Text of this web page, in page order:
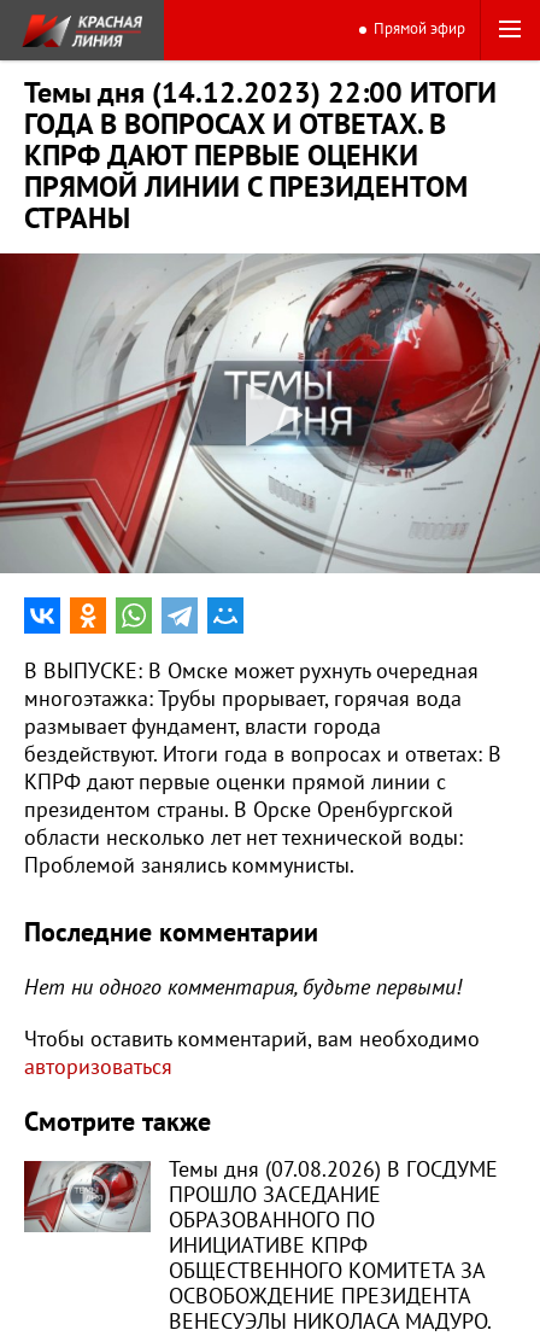
Прямой эфир
Темы дня (14.12.2023) 22:00 ИТОГИ
ГОДА В ВОПРОСАХ И ОТВЕТАХ. В
КПРФ ДАЮТ ПЕРВЫЕ ОЦЕНКИ
ПРЯМОЙ ЛИНИИ С ПРЕЗИДЕНТОМ
СТРАНЫ
0:00
В ВЫПУСКЕ: В Омске может рухнуть очередная
многоэтажка: Трубы прорывает, горячая вода
размывает фундамент, власти города
бездействуют. Итоги года в вопросах и ответах: В
КПРФ дают первые оценки прямой линии с
президентом страны. В Орске Оренбургской
области несколько лет нет технической воды:
Проблемой занялись коммунисты.
Последние комментарии
Нет ни одного комментария, будьте первыми!
Чтобы оставить комментарий, вам необходимо
авторизоваться
Смотрите также
Темы дня (07.08.2026) В ГОСДУМЕ
ПРОШЛО ЗАСЕДАНИЕ
ОБРАЗОВАННОГО ПО
ИНИЦИАТИВЕ КПРФ
ОБЩЕСТВЕННОГО КОМИТЕТА ЗА
ОСВОБОЖДЕНИЕ ПРЕЗИДЕНТА
ВЕНЕСУЭЛЫ НИКОЛАСА МАДУРО.